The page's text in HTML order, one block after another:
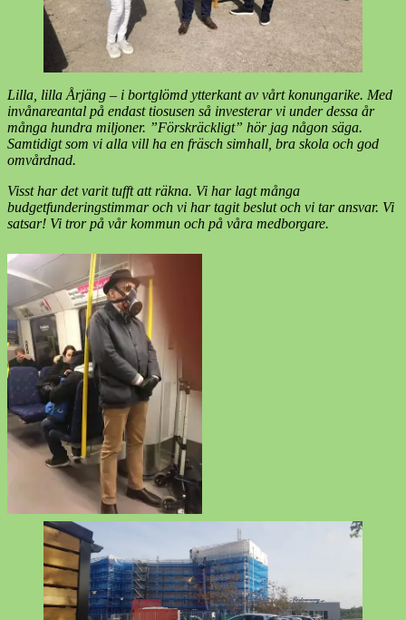
Lilla, lilla Årjäng – i bortglömd ytterkant av vårt konungarike. Med
invånareantal på endast tiosusen så investerar vi under dessa år
många hundra miljoner. ”Förskräckligt” hör jag någon säga.
Samtidigt som vi alla vill ha en fräsch simhall, bra skola och god
omvårdnad.
Visst har det varit tufft att räkna. Vi har lagt många
budgetfunderingstimmar och vi har tagit beslut och vi tar ansvar. Vi
satsar! Vi tror på vår kommun och på våra medborgare.